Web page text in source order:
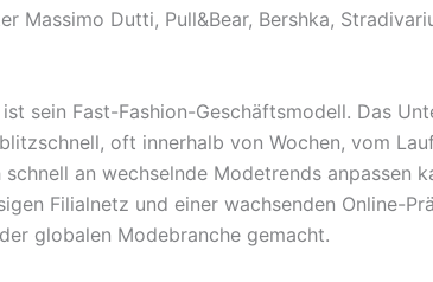
Massimo Dutti, Pull&Bear, Bershka,
sein Fast-Fashion-Geschäftsmodell. Das
oft innerhalb von Wochen, vom
an wechselnde Modetrends anpassen
Filialnetz und einer wachsenden Online-
globalen Modebranche gemacht.